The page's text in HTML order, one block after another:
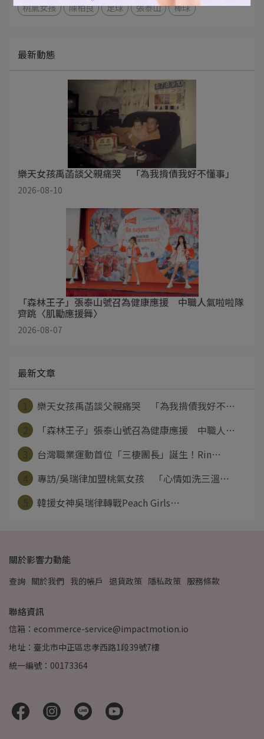
桃氣女孩 陳柏良 足球 張泰山 棒球
最新動態
樂天女孩禹菡談父親痛哭 「為我揹債我好不懂事」
2026-08-10
「森林王子」張泰山號召為健康應援 中職人氣啦啦隊
齊跳〈肌勵應援舞〉
2026-08-07
最新文章
樂天女孩禹菡談父親痛哭 「為我揹債我好不⋯
「森林王子」張泰山號召為健康應援 中職人⋯
台灣職業運動首位「三棲團長」誕生！Rin⋯
專訪/吳瑞律加盟桃氣女孩 「心情如洗三溫⋯
韓援女神吳瑞律轉戰Peach Girls⋯
關於影響力動能
查詢 關於我們 我的帳戶 退貨政策 隱私政策 服務條款
聯絡資訊
信箱：ecommerce-service@impactmotion.io
地址：臺北市中正區忠孝西路1段39號7樓
統一編號：00173364